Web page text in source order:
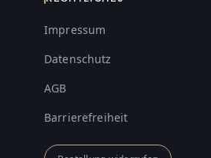
Impressum
Datenschutz
AGB
Barrierefreiheit